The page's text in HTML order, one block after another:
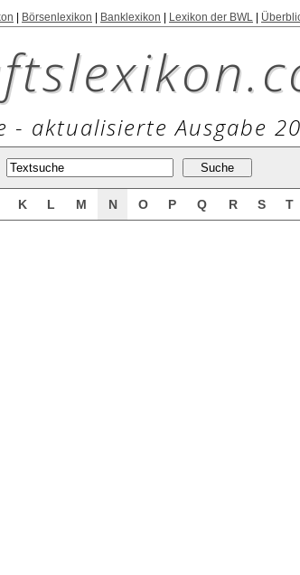
Börsenlexikon Banklexikon Lexikon der BWL
- aktualisierte Ausgabe
K L M N O P Q R S T